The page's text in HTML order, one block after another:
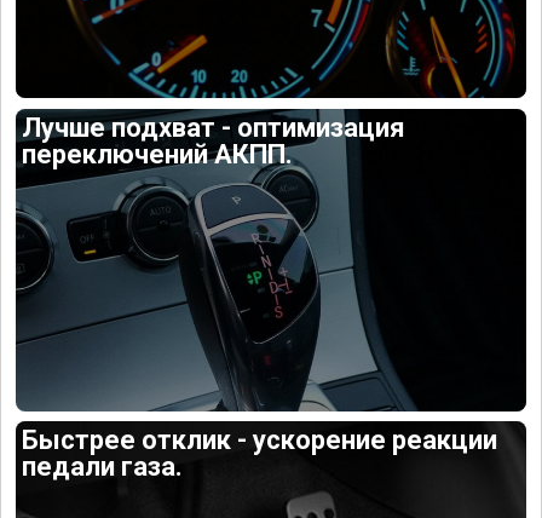
Лучше подхват - оптимизация
переключений АКПП.
Быстрее отклик - ускорение реакции
педали газа.